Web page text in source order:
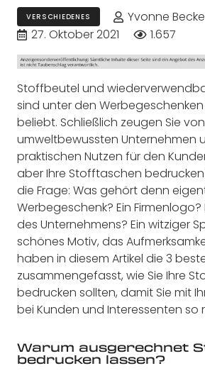
VERSCHIEDENES
Yvonne
27. Oktober 2021
1.657
Stoffbeutel und
sind unter den
beliebt. Schließlich zeugen Sie
umweltbewussten Unternehmen
praktischen Nutzen für den
aber Ihre Stofftaschen
die Frage: Was gehört denn
Werbegeschenk? Ein
des Unternehmens? Ein witziger
schönes Motiv, das
haben in diesem Artikel die 3
zusammengefasst, wie Sie Ihre
bedrucken sollten, damit Sie mit
bei Kunden und Interessenten so
Warum ausgerechnet
bedrucken lassen?